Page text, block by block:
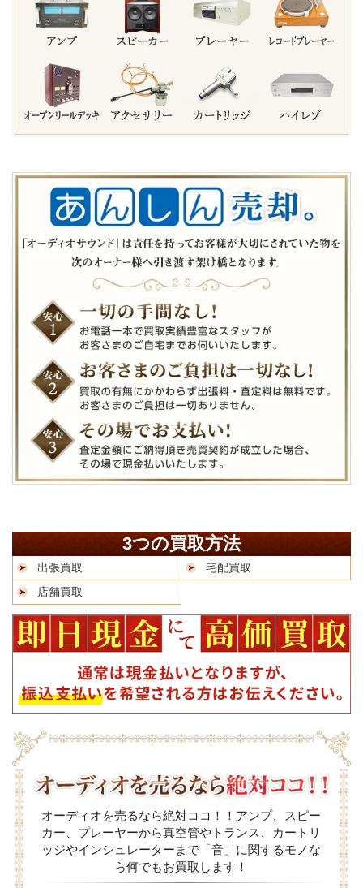
3つの買取方法
出張買取
宅配買取
店舗買取
オーディオを売るなら絶対ココ！！アンプ、スピー
カー、プレーヤーから真空管やトランス、カートリ
ッジやインシュレーターまで「音」に関するモノな
ら何でもお買取します！